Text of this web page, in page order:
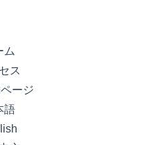
ム
ス
ージ
語